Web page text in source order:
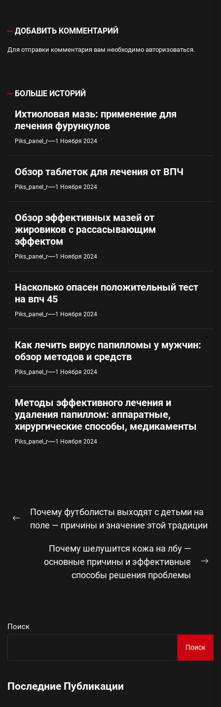
ДОБАВИТЬ КОММЕНТАРИЙ
Для отправки комментария вам необходимо авторизоваться.
БОЛЬШЕ ИСТОРИЙ
Ихтиоловая мазь: применение для
лечения фурункулов
Piks_panel_r 1 Ноября 2024
Обзор таблеток для лечения от ВПЧ
Piks_panel_r 1 Ноября 2024
Обзор эффективных мазей от
жировиков с рассасывающим
эффектом
Piks_panel_r 1 Ноября 2024
Насколько опасен положительный тест
на впч 45
Piks_panel_r 1 Ноября 2024
Как лечить вирус папилломы у мужчин:
обзор методов и средств
Piks_panel_r 1 Ноября 2024
Методы эффективного лечения и
удаления папиллом: аппаратные,
хирургические способы, медикаменты
Piks_panel_r 1 Ноября 2024
поПредыдущая
Почему футболисты выходят с детьми на
поле — причины и значение этой традиции
Почему шелушится кожа на лбу —
основные причины и эффективные
способы решения проблемы
Поиск
Поиск
Последние Публикации